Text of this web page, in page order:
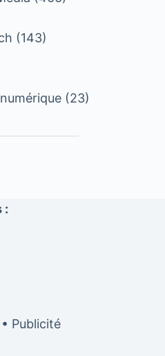
(143)
(23)
:
Publicité